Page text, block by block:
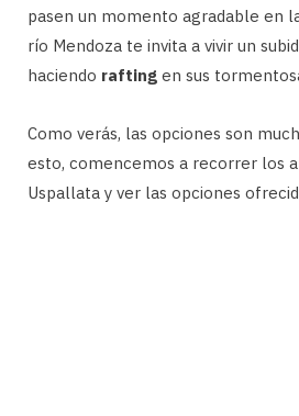
pasen un momento agradable en
río Mendoza te invita a vivir un
haciendo rafting en sus
Como verás, las opciones son
esto, comencemos a recorrer los
Uspallata y ver las opciones